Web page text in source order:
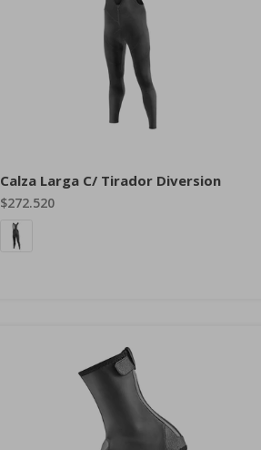
Calza Larga C/ Tirador Diversion
$272.520